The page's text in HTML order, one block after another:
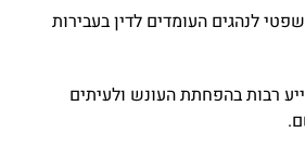
לנהגים העומדים לדין בעבירות
רבות בהפחתת העונש ולעיתים